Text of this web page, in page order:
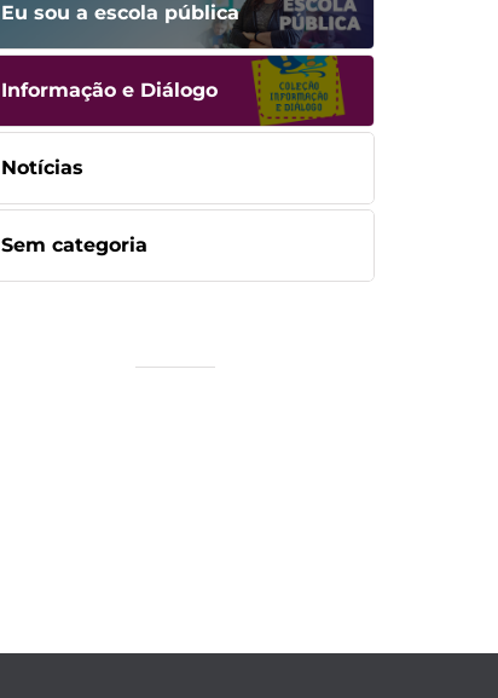
Eu sou a escola pública
Informação e Diálogo
Notícias
Sem categoria